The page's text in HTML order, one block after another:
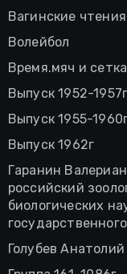
Вагинские чтения
Волейбол
Время.мяч и
Выпуск 1952-
Выпуск 1955-
Выпуск 1962г
Гаранин
российский
биологических
Голубев